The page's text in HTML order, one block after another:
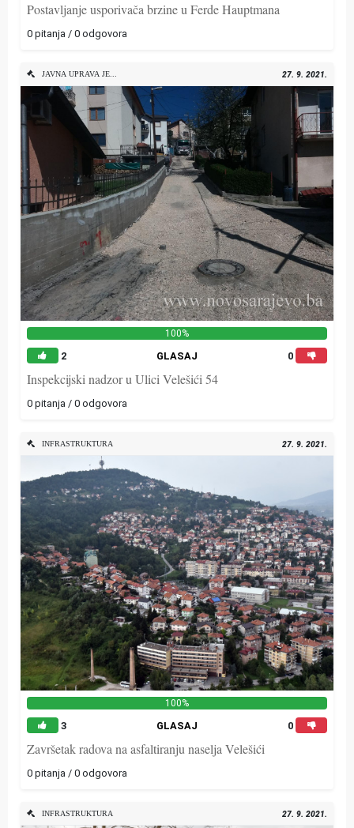
Postavljanje usporivača brzine u Ferde Hauptmana
0 pitanja / 0 odgovora
27. 9. 2021.
100%
2 GLASAJ 0
Inspekcijski nadzor u Ulici Velešići 54
0 pitanja / 0 odgovora
INFRASTRUKTURA 27. 9. 2021.
100%
3 GLASAJ 0
Završetak radova na asfaltiranju naselja Velešići
0 pitanja / 0 odgovora
INFRASTRUKTURA 27. 9. 2021.